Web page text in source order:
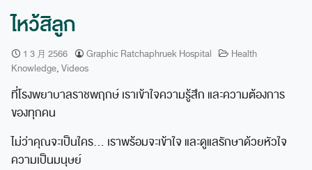
Tel.
(+66)66 121 0828
Hotline
043-333555
ไหว้สิลูก
1 3 月 2566 Graphic Ratchaphruek Hospital
Health
Knowledge,Videos
ที่โรงพยาบาลราชพฤกษ์ เราเข้าใจความรู้สึก และความต้องการ
ของทุกคน
ไม่ว่าคุณจะเป็นใคร… เราพร้อมจะเข้าใจ และดูแลรักษาด้วยหัวใจ
ความเป็นมนุษย์